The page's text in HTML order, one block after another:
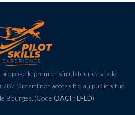
propose le premier simulateur de grade
787 Dreamliner accessible au public situé
Bourges. (Code OACI : LFLD)